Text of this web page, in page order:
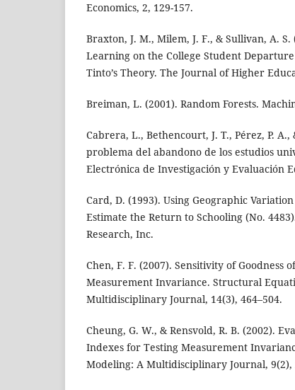
Economics, 2, 129-157.
Braxton, J. M., Milem, J. F., & Sullivan, A.
Learning on the College Student
Tinto’s Theory. The Journal of Higher
Breiman, L. (2001). Random Forests.
Cabrera, L., Bethencourt, J. T., Pérez, P. A.,
problema del abandono de los estudios
Electrónica de Investigación y Evaluación
Card, D. (1993). Using Geographic
Estimate the Return to Schooling (No.
Research, Inc.
Chen, F. F. (2007). Sensitivity of Goodness
Measurement Invariance. Structural
Multidisciplinary Journal, 14(3), 464–504.
Cheung, G. W., & Rensvold, R. B. (2002).
Indexes for Testing Measurement
Modeling: A Multidisciplinary Journal, 9(2),